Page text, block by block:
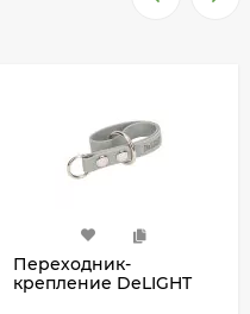
Переходник-
крепление DeLIGHT